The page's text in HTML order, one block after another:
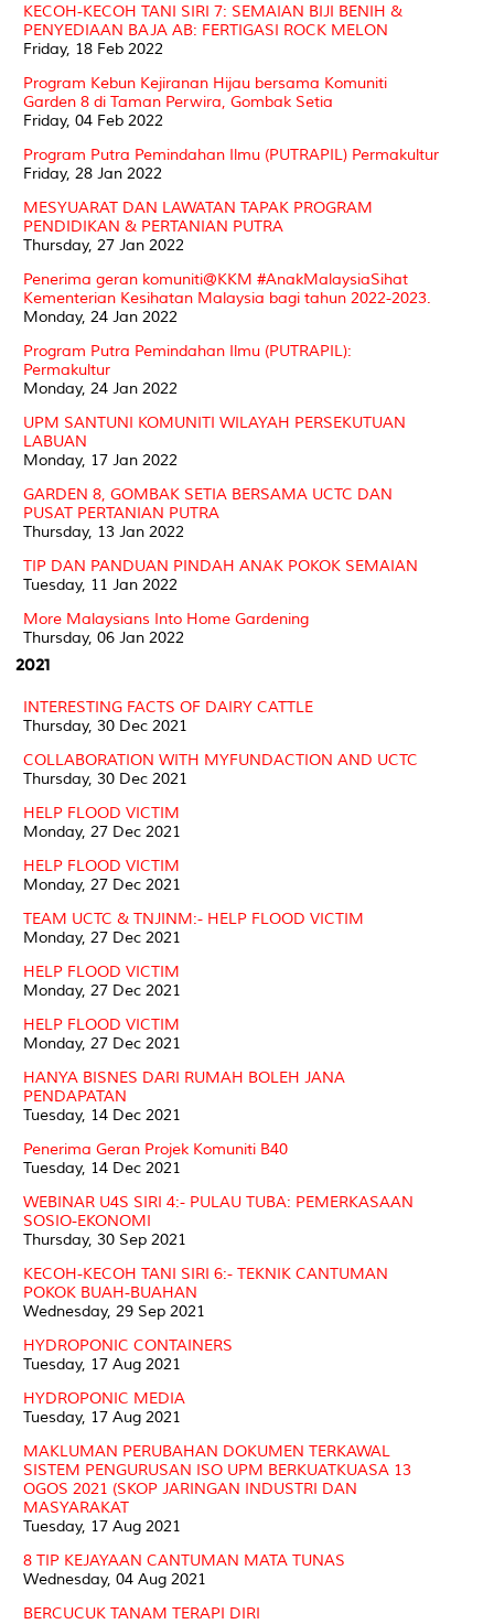
KECOH-KECOH TANI SIRI 7: SEMAIAN BIJI BENIH &
PENYEDIAAN BAJA AB: FERTIGASI ROCK MELON
Friday, 18 Feb 2022
Program Kebun Kejiranan Hijau bersama Komuniti
Garden 8 di Taman Perwira, Gombak Setia
Friday, 04 Feb 2022
Program Putra Pemindahan Ilmu (PUTRAPIL) Permakultur
Friday, 28 Jan 2022
MESYUARAT DAN LAWATAN TAPAK PROGRAM
PENDIDIKAN & PERTANIAN PUTRA
Thursday, 27 Jan 2022
Penerima geran komuniti@KKM #AnakMalaysiaSihat
Kementerian Kesihatan Malaysia bagi tahun 2022-2023.
Monday, 24 Jan 2022
Program Putra Pemindahan Ilmu (PUTRAPIL):
Permakultur
Monday, 24 Jan 2022
UPM SANTUNI KOMUNITI WILAYAH PERSEKUTUAN
LABUAN
Monday, 17 Jan 2022
GARDEN 8, GOMBAK SETIA BERSAMA UCTC DAN
PUSAT PERTANIAN PUTRA
Thursday, 13 Jan 2022
TIP DAN PANDUAN PINDAH ANAK POKOK SEMAIAN
Tuesday, 11 Jan 2022
More Malaysians Into Home Gardening
Thursday, 06 Jan 2022
2021
INTERESTING FACTS OF DAIRY CATTLE
Thursday, 30 Dec 2021
COLLABORATION WITH MYFUNDACTION AND UCTC
Thursday, 30 Dec 2021
HELP FLOOD VICTIM
Monday, 27 Dec 2021
HELP FLOOD VICTIM
Monday, 27 Dec 2021
TEAM UCTC & TNJINM:- HELP FLOOD VICTIM
Monday, 27 Dec 2021
HELP FLOOD VICTIM
Monday, 27 Dec 2021
HELP FLOOD VICTIM
Monday, 27 Dec 2021
HANYA BISNES DARI RUMAH BOLEH JANA
PENDAPATAN
Tuesday, 14 Dec 2021
Penerima Geran Projek Komuniti B40
Tuesday, 14 Dec 2021
WEBINAR U4S SIRI 4:- PULAU TUBA: PEMERKASAAN
SOSIO-EKONOMI
Thursday, 30 Sep 2021
KECOH-KECOH TANI SIRI 6:- TEKNIK CANTUMAN
POKOK BUAH-BUAHAN
Wednesday, 29 Sep 2021
HYDROPONIC CONTAINERS
Tuesday, 17 Aug 2021
HYDROPONIC MEDIA
Tuesday, 17 Aug 2021
MAKLUMAN PERUBAHAN DOKUMEN TERKAWAL
SISTEM PENGURUSAN ISO UPM BERKUATKUASA 13
OGOS 2021 (SKOP JARINGAN INDUSTRI DAN
MASYARAKAT
Tuesday, 17 Aug 2021
8 TIP KEJAYAAN CANTUMAN MATA TUNAS
Wednesday, 04 Aug 2021
BERCUCUK TANAM TERAPI DIRI